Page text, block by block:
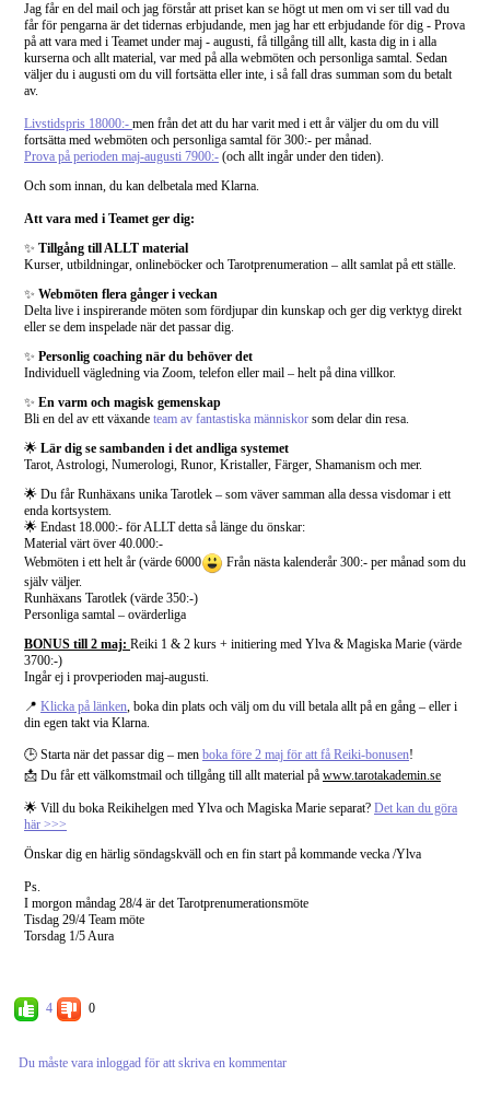
Jag får en del mail och jag förstår att priset kan se högt ut men om vi ser till vad du
får för pengarna är det tidernas erbjudande, men jag har ett erbjudande för dig - Prova
på att vara med i Teamet under maj - augusti, få tillgång till allt, kasta dig in i alla
kurserna och allt material, var med på alla webmöten och personliga samtal. Sedan
väljer du i augusti om du vill fortsätta eller inte, i så fall dras summan som du betalt
av.
Livstidspris 18000:- men från det att du har varit med i ett år väljer du om du vill
fortsätta med webmöten och personliga samtal för 300:- per månad.
Prova på perioden maj-augusti 7900:- (och allt ingår under den tiden).
Och som innan, du kan delbetala med Klarna.
Att vara med i Teamet ger dig:
✨ Tillgång till ALLT material
Kurser, utbildningar, onlineböcker och Tarotprenumeration – allt samlat på ett ställe.
✨ Webmöten flera gånger i veckan
Delta live i inspirerande möten som fördjupar din kunskap och ger dig verktyg direkt
eller se dem inspelade när det passar dig.
✨ Personlig coaching när du behöver det
Individuell vägledning via Zoom, telefon eller mail – helt på dina villkor.
✨ En varm och magisk gemenskap
Bli en del av ett växande team av fantastiska människor som delar din resa.
🌟 Lär dig se sambanden i det andliga systemet
Tarot, Astrologi, Numerologi, Runor, Kristaller, Färger, Shamanism och mer.
🌟 Du får Runhäxans unika Tarotlek – som väver samman alla dessa visdomar i ett
enda kortsystem.
🌟 Endast 18.000:- för ALLT detta så länge du önskar:
Material värt över 40.000:-
Webmöten i ett helt år (värde 6000
Från nästa kalenderår 300:- per månad som du
själv väljer.
Runhäxans Tarotlek (värde 350:-)
Personliga samtal – ovärderliga
BONUS till 2 maj: Reiki 1 & 2 kurs + initiering med Ylva & Magiska Marie (värde
3700:-)
Ingår ej i provperioden maj-augusti.
📍 Klicka på länken, boka din plats och välj om du vill betala allt på en gång – eller i
din egen takt via Klarna.
🕒 Starta när det passar dig – men boka före 2 maj för att få Reiki-bonusen!
📩 Du får ett välkomstmail och tillgång till allt material på www.tarotakademin.se
🌟 Vill du boka Reikihelgen med Ylva och Magiska Marie separat? Det kan du göra
här >>>
Önskar dig en härlig söndagskväll och en fin start på kommande vecka /Ylva
Ps.
I morgon måndag 28/4 är det Tarotprenumerationsmöte
Tisdag 29/4 Team möte
Torsdag 1/5 Aura
4 0
Du måste vara inloggad för att skriva en kommentar